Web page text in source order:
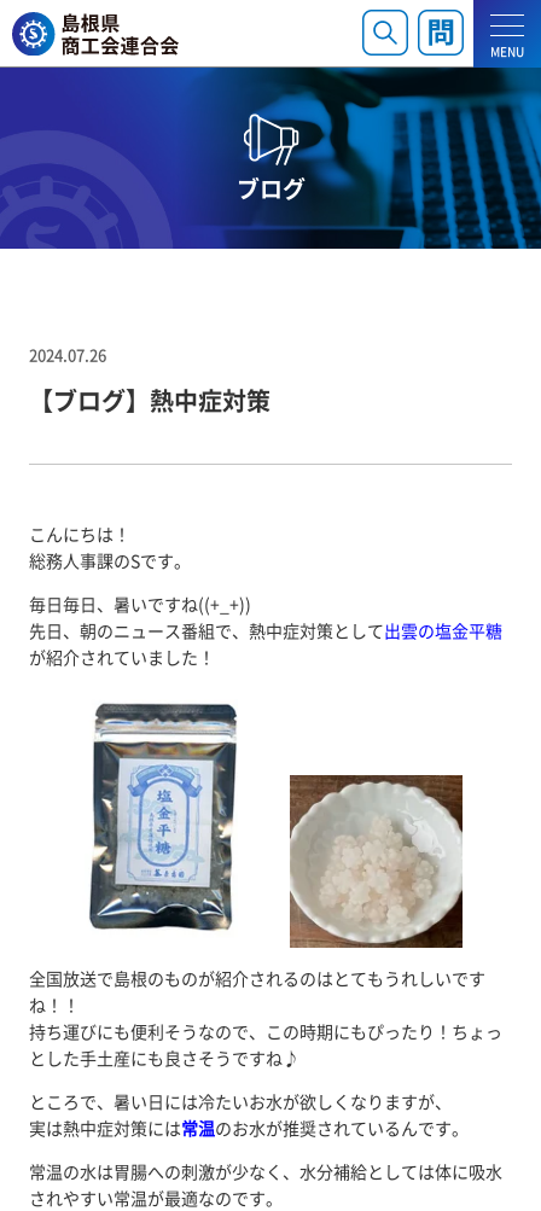
MENU
ブログ
2024.07.26
【ブログ】熱中症対策
こんにちは！
総務人事課のSです。
毎日毎日、暑いですね((+_+))
先日、朝のニュース番組で、熱中症対策として出雲の塩金平糖
が紹介されていました！
全国放送で島根のものが紹介されるのはとてもうれしいです
ね！！
持ち運びにも便利そうなので、この時期にもぴったり！ちょっ
とした手土産にも良さそうですね♪
ところで、暑い日には冷たいお水が欲しくなりますが、
実は熱中症対策には常温のお水が推奨されているんです。
常温の水は胃腸への刺激が少なく、水分補給としては体に吸水
されやすい常温が最適なのです。